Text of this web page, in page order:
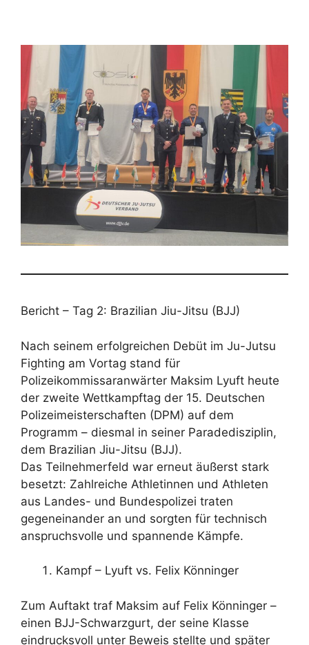
Bericht – Tag 2: Brazilian Jiu-Jitsu (BJJ)
Nach seinem erfolgreichen Debüt im Ju-Jutsu
Fighting am Vortag stand für
Polizeikommissaranwärter Maksim Lyuft heute
der zweite Wettkampftag der 15. Deutschen
Polizeimeisterschaften (DPM) auf dem
Programm – diesmal in seiner Paradedisziplin,
dem Brazilian Jiu-Jitsu (BJJ).
Das Teilnehmerfeld war erneut äußerst stark
besetzt: Zahlreiche Athletinnen und Athleten
aus Landes- und Bundespolizei traten
gegeneinander an und sorgten für technisch
anspruchsvolle und spannende Kämpfe.
Kampf – Lyuft vs. Felix Könninger
Zum Auftakt traf Maksim auf Felix Könninger –
einen BJJ-Schwarzgurt, der seine Klasse
eindrucksvoll unter Beweis stellte und später